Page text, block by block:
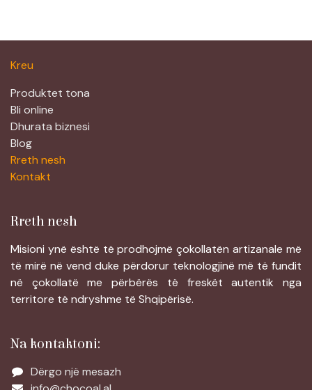
Kreu
Produktet tona
Bli online
Dhurata biznesi
Blog
Rreth nesh
Kontakt
Rreth nesh
Misioni ynë është të prodhojmë çokollatën artizanale më
të mirë në vend duke përdorur teknologjinë më të fundit
në çokollatë me përbërës të freskët autentik nga
territore të ndryshme të Shqipërisë.
Na kontaktoni:
Dërgo një mesazh